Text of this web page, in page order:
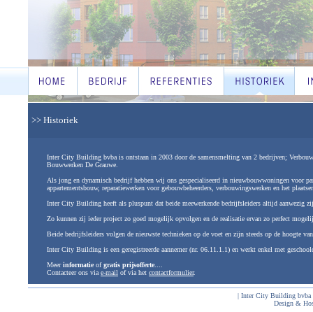
>> Historiek
Inter City Building bvba is ontstaan in 2003 door de samensmelting van 2 bedrijven;
Bouwwerken De Grauwe.
Als jong en dynamisch bedrijf hebben wij ons gespecialiseerd in nieuwbouwwoningen voor
appartementsbouw, reparatiewerken voor gebouwbeheerders, verbouwingswerken en het
Inter City Building heeft als pluspunt dat beide meewerkende bedrijfsleiders altijd aanwezig
Zo kunnen zij ieder project zo goed mogelijk opvolgen en de realisatie ervan zo perfect
Beide bedrijfsleiders volgen de nieuwste technieken op de voet en zijn steeds op de hoogte
Inter City Building is een geregistreerde aannemer (nr. 06.11.1.1) en werkt enkel met
Meerinformatie ofgratis prijsofferte
Contacteer ons via e-mail of via het contactformulier.
| Inter City Building bvba
Design &